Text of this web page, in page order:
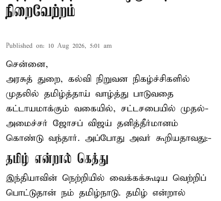
நிறைவேற்றம்
Published on: 10 Aug 2026, 5:01 am
சென்னை,
அரசுத் துறை, கல்வி நிறுவன நிகழ்ச்சிகளில்
முதலில் தமிழ்த்தாய் வாழ்த்து பாடுவதை
கட்டாயமாக்கும் வகையில், சட்டசபையில் முதல்-
அமைச்சர் ஜோசப் விஜய் தனித்தீர்மானம்
கொண்டு வந்தார். அப்போது அவர் கூறியதாவது:-
தமிழ் என்றால் கெத்து
இந்தியாவின் நெற்றியில் வைக்கக்கூடிய வெற்றிப்
பொட்டுதான் நம் தமிழ்நாடு. தமிழ் என்றால்